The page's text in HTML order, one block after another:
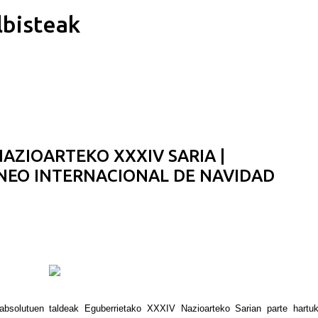
Saltatu eta joan eduki nagusira
XXXIV SARIA |
INTERNACIONAL DE NAVIDAD
taldeak Eguberrietako XXXIV Nazioarteko Sarian parte